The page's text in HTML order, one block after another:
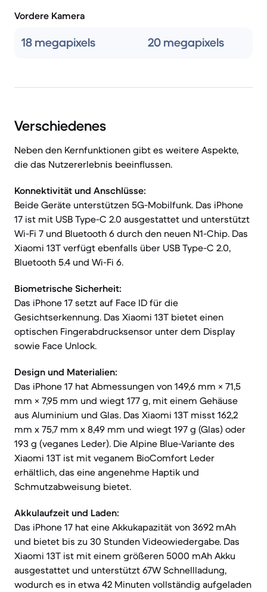
Vordere Kamera
18 megapixels 20 megapixels
Verschiedenes
Neben den Kernfunktionen gibt es weitere Aspekte,
die das Nutzererlebnis beeinflussen.
Konnektivität und Anschlüsse:
Beide Geräte unterstützen 5G-Mobilfunk. Das iPhone
17 ist mit USB Type-C 2.0 ausgestattet und unterstützt
Wi-Fi 7 und Bluetooth 6 durch den neuen N1-Chip. Das
Xiaomi 13T verfügt ebenfalls über USB Type-C 2.0,
Bluetooth 5.4 und Wi-Fi 6.
Biometrische Sicherheit:
Das iPhone 17 setzt auf Face ID für die
Gesichtserkennung. Das Xiaomi 13T bietet einen
optischen Fingerabdrucksensor unter dem Display
sowie Face Unlock.
Design und Materialien:
Das iPhone 17 hat Abmessungen von 149,6 mm × 71,5
mm × 7,95 mm und wiegt 177 g, mit einem Gehäuse
aus Aluminium und Glas. Das Xiaomi 13T misst 162,2
mm x 75,7 mm x 8,49 mm und wiegt 197 g (Glas) oder
193 g (veganes Leder). Die Alpine Blue-Variante des
Xiaomi 13T ist mit veganem BioComfort Leder
erhältlich, das eine angenehme Haptik und
Schmutzabweisung bietet.
Akkulaufzeit und Laden:
Das iPhone 17 hat eine Akkukapazität von 3692 mAh
und bietet bis zu 30 Stunden Videowiedergabe. Das
Xiaomi 13T ist mit einem größeren 5000 mAh Akku
ausgestattet und unterstützt 67W Schnellladung,
wodurch es in etwa 42 Minuten vollständig aufgeladen